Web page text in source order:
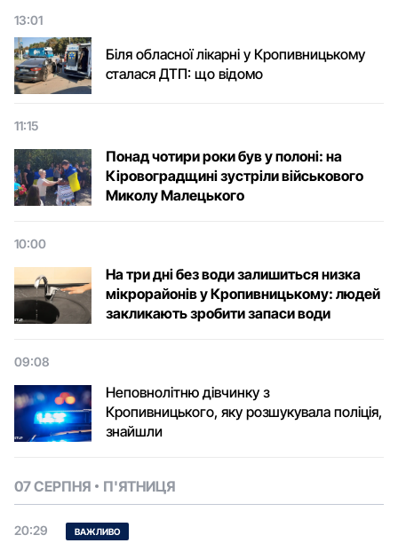
13:01
Біля обласної лікарні у Кропивницькому
сталася ДТП: що відомо
11:15
Понад чотири роки був у полоні: на
Кіровоградщині зустріли військового
Микoлу Малецькoгo
10:00
На три дні без води залишиться низка
мікрорайонів у Кропивницькому: людей
закликають зробити запаси води
09:08
Неповнолітню дівчинку з
Кропивницького, яку розшукувала поліція,
знайшли
07 СЕРПНЯ П'ЯТНИЦЯ
20:29 ВАЖЛИВО